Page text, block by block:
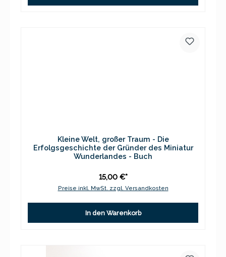
Kleine Welt, großer Traum - Die
Erfolgsgeschichte der Gründer des Miniatur
Wunderlandes - Buch
15,00 €*
Preise inkl. MwSt. zzgl. Versandkosten
In den Warenkorb